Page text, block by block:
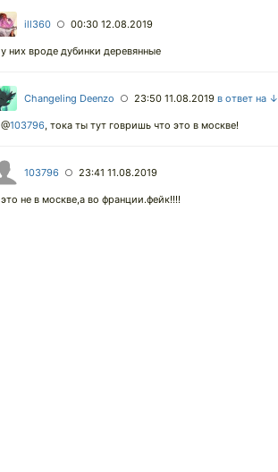
ill360 ○ 00:30 12.08.2019
у них вроде дубинки деревянные
Changeling Deenzo ○ 23:50 11.08.2019 в ответ на ↓
@103796, тока ты тут говришь что это в москве!
103796 ○ 23:41 11.08.2019
это не в москве,а во франции.фейк!!!!